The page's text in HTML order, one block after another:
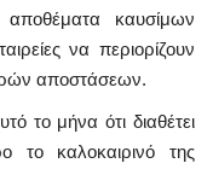
αποθέματα καυσίμων
να περιορίζουν
αποστάσεων.
το μήνα ότι διαθέτει
το καλοκαιρινό της